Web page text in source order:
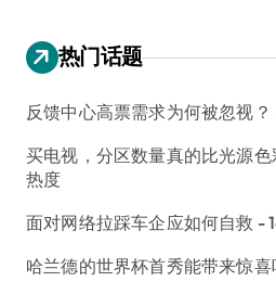
热门话题
反馈中心高票需求为何被忽视？
买电视，分区数量真的比光源色
热度
面对网络拉踩车企应如何自救 -
哈兰德的世界杯首秀能带来惊喜